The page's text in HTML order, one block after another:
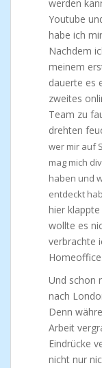
werden
Youtube
habe ich
Nachdem
meinem
dauerte es
zweites
Team zu
drehten
wer mir auf
mag mich
haben und
entdeckt
hier
wollte es
verbrachte
Homeoffice.
Und schon
nach
Denn
Arbeit
Eindrücke
nicht nur